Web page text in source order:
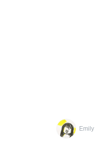
Emily